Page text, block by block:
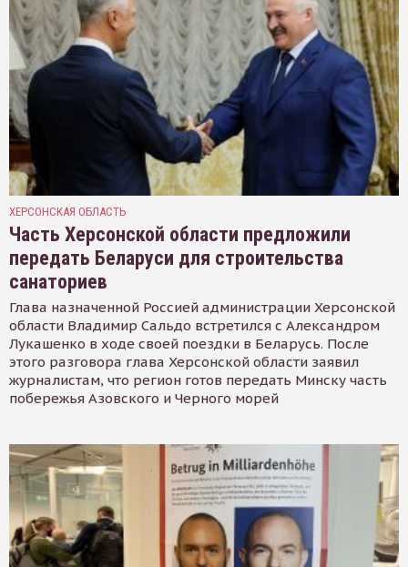
ХЕРСОНСКАЯ ОБЛАСТЬ
Часть Херсонской области предложили
передать Беларуси для строительства
санаториев
Глава назначенной Россией администрации Херсонской
области Владимир Сальдо встретился с Александром
Лукашенко в ходе своей поездки в Беларусь. После
этого разговора глава Херсонской области заявил
журналистам, что регион готов передать Минску часть
побережья Азовского и Черного морей